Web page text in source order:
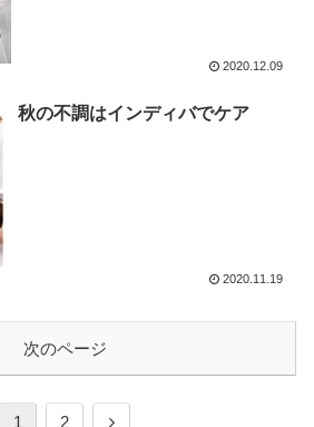
2020.12.09
秋の不調はインディバでケア
2020.11.19
次のページ
1 2